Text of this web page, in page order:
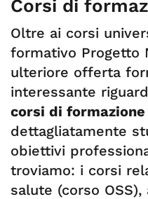
Corsi di
Oltre ai corsi
formativo Progetto
ulteriore offerta
interessante
corsi di formazione
dettagliatamente
obiettivi
troviamo: i corsi
salute (corso